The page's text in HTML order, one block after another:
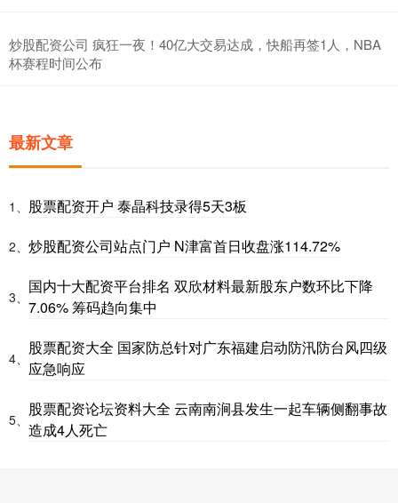
炒股配资公司 疯狂一夜！40亿大交易达成，快船再签1人，NBA
杯赛程时间公布
最新文章
1、 股票配资开户 泰晶科技录得5天3板
2、 炒股配资公司站点门户 N津富首日收盘涨114.72%
3、
国内十大配资平台排名 双欣材料最新股东户数环比下降
7.06% 筹码趋向集中
4、
股票配资大全 国家防总针对广东福建启动防汛防台风四级
应急响应
5、
股票配资论坛资料大全 云南南涧县发生一起车辆侧翻事故
造成4人死亡